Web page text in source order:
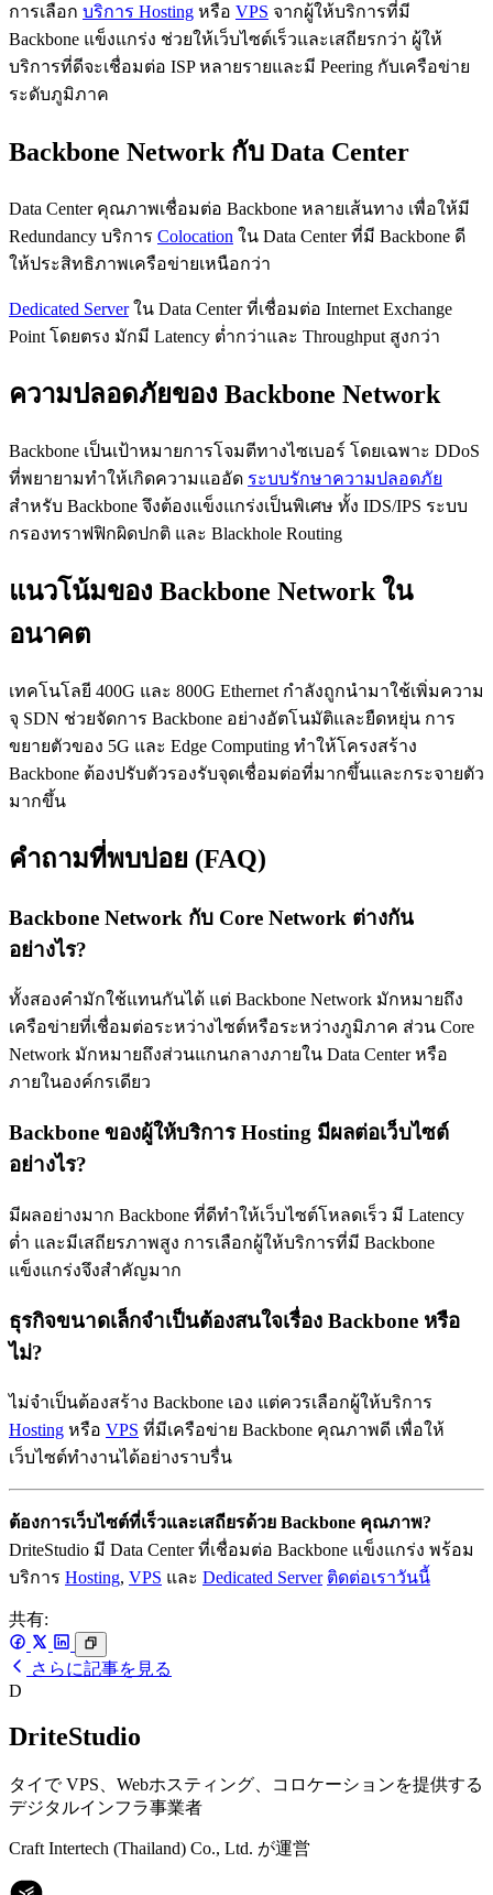
การเลือก บริการ Hosting หรือ VPS จากผู้ให้บริการที่มี
Backbone แข็งแกร่ง ช่วยให้เว็บไซต์เร็วและเสถียรกว่า ผู้ให้
บริการที่ดีจะเชื่อมต่อ ISP หลายรายและมี Peering กับเครือข่าย
ระดับภูมิภาค
Backbone Network กับ Data Center
Data Center คุณภาพเชื่อมต่อ Backbone หลายเส้นทาง เพื่อให้มี
Redundancy บริการ Colocation ใน Data Center ที่มี Backbone ดี
ให้ประสิทธิภาพเครือข่ายเหนือกว่า
Dedicated Serverใน Data Center ที่เชื่อมต่อ Internet Exchange
Point โดยตรง มักมี Latency ต่ำกว่าและ Throughput สูงกว่า
ความปลอดภัยของ Backbone Network
Backbone เป็นเป้าหมายการโจมตีทางไซเบอร์ โดยเฉพาะ DDoS
ที่พยายามทำให้เกิดความแออัด ระบบรักษาความปลอดภัย
สำหรับ Backbone จึงต้องแข็งแกร่งเป็นพิเศษ ทั้ง IDS/IPS ระบบ
กรองทราฟฟิกผิดปกติ และ Blackhole Routing
แนวโน้มของ Backbone Network ใน
อนาคต
เทคโนโลยี 400G และ 800G Ethernet กำลังถูกนำมาใช้เพิ่มความ
จุ SDN ช่วยจัดการ Backbone อย่างอัตโนมัติและยืดหยุ่น การ
ขยายตัวของ 5G และ Edge Computing ทำให้โครงสร้าง
Backbone ต้องปรับตัวรองรับจุดเชื่อมต่อที่มากขึ้นและกระจายตัว
มากขึ้น
คำถามที่พบบ่อย (FAQ)
Backbone Network กับ Core Network ต่างกัน
อย่างไร?
ทั้งสองคำมักใช้แทนกันได้ แต่ Backbone Network มักหมายถึง
เครือข่ายที่เชื่อมต่อระหว่างไซต์หรือระหว่างภูมิภาค ส่วน Core
Network มักหมายถึงส่วนแกนกลางภายใน Data Center หรือ
ภายในองค์กรเดียว
Backbone ของผู้ให้บริการ Hosting มีผลต่อเว็บไซต์
อย่างไร?
มีผลอย่างมาก Backbone ที่ดีทำให้เว็บไซต์โหลดเร็ว มี Latency
ต่ำ และมีเสถียรภาพสูง การเลือกผู้ให้บริการที่มี Backbone
แข็งแกร่งจึงสำคัญมาก
ธุรกิจขนาดเล็กจำเป็นต้องสนใจเรื่อง Backbone หรือ
ไม่?
ไม่จำเป็นต้องสร้าง Backbone เอง แต่ควรเลือกผู้ให้บริการ
Hosting หรือ VPS ที่มีเครือข่าย Backbone คุณภาพดี เพื่อให้
เว็บไซต์ทำงานได้อย่างราบรื่น
ต้องการเว็บไซต์ที่เร็วและเสถียรด้วย Backbone คุณภาพ?
DriteStudio มี Data Center ที่เชื่อมต่อ Backbone แข็งแกร่ง พร้อม
บริการ Hosting, VPS และ Dedicated Server ติดต่อเราวันนี้
共有:
さらに記事を見る
D
DriteStudio
タイで VPS、Webホスティング、コロケーションを提供する
デジタルインフラ事業者
Craft Intertech (Thailand) Co., Ltd. が運営